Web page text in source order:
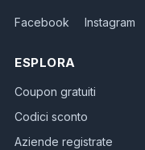
Facebook Instagram
ESPLORA
Coupon gratuiti
Codici sconto
Aziende registrate